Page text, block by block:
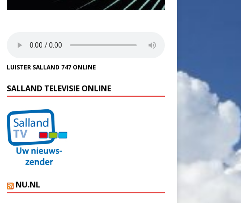
LUISTER SALLAND 747 ONLINE
SALLAND TELEVISIE ONLINE
NU.NL